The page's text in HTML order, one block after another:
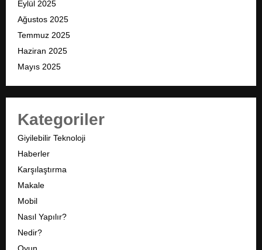
Eylül 2025
Ağustos 2025
Temmuz 2025
Haziran 2025
Mayıs 2025
Kategoriler
Giyilebilir Teknoloji
Haberler
Karşılaştırma
Makale
Mobil
Nasıl Yapılır?
Nedir?